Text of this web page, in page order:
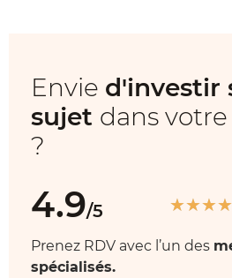
Envie d'investir
sujet dans
?
4.9/5 ★★★★
Prenez RDV avec l’un des
spécialisés.